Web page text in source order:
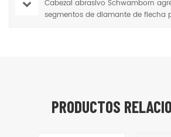
Cabezal abrasivo Schwamborn
segmentos de diamante de flecha
PRODUCTOS